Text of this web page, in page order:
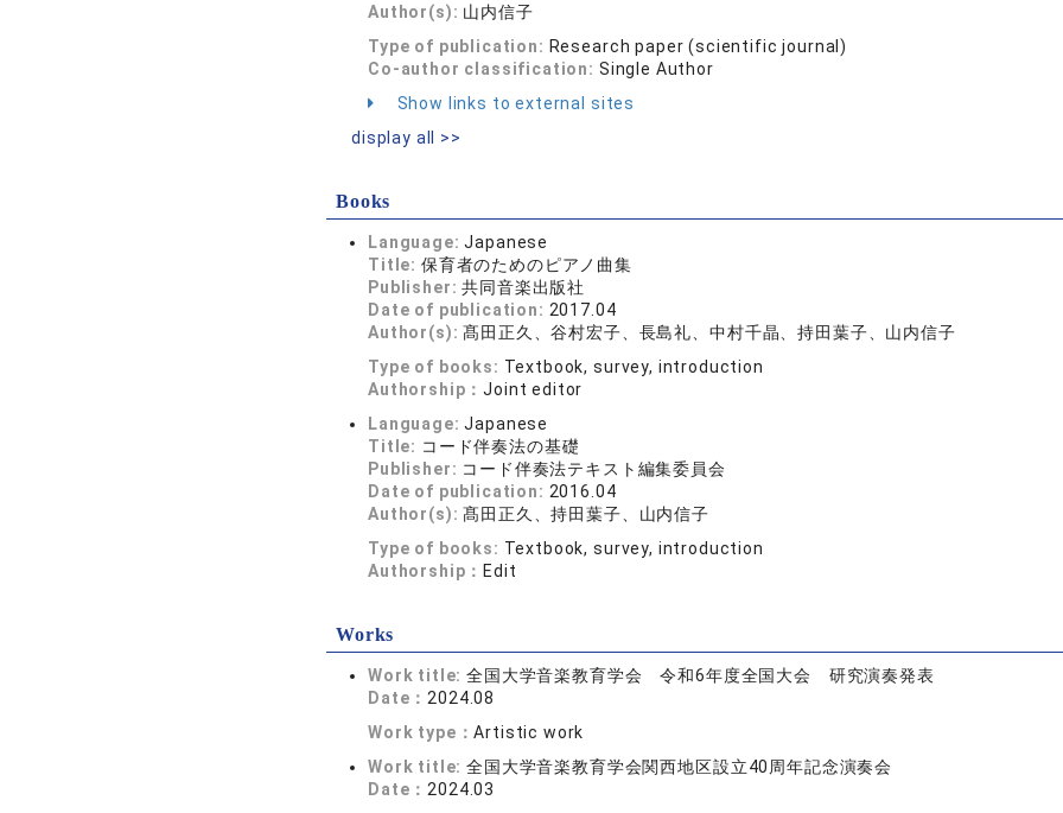
Author(s): 山内信子
Type of publication: Research paper (scientific journal)
Co-author classification: Single Author
Show links to external sites
display all >>
Books
Language:Japanese
Title: 保育者のためのピアノ曲集
Publisher:共同音楽出版社
Date of publication: 2017.04
Author(s):髙田正久、谷村宏子、長島礼、中村千晶、持田葉子、山内信子
Type of books: Textbook, survey, introduction
Authorship：Joint editor
Language:Japanese
Title: コード伴奏法の基礎
Publisher: コード伴奏法テキスト編集委員会
Date of publication: 2016.04
Author(s):髙田正久、持田葉子、山内信子
Type of books: Textbook, survey, introduction
Authorship： Edit
Works
Work title:全国大学音楽教育学会 令和6年度全国大会 研究演奏発表
Date： 2024.08
Work type：Artistic work
Work title:全国大学音楽教育学会関西地区設立40周年記念演奏会
Date： 2024.03